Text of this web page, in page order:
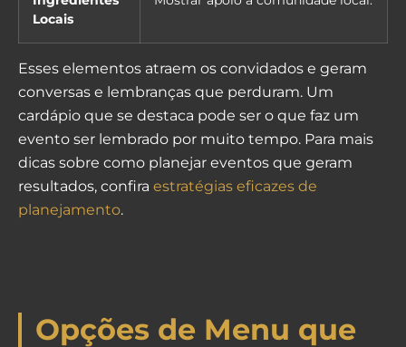
Locais
Esses elementos atraem os convidados e geram
conversas e lembranças que perduram. Um
cardápio que se destaca pode ser o que faz um
evento ser lembrado por muito tempo. Para mais
dicas sobre como planejar eventos que geram
resultados, confira estratégias eficazes de
planejamento.
Opções de Menu que